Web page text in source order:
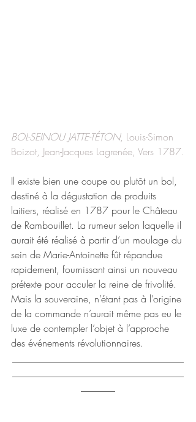
BOL-SEINOU JATTE-TÉTON, Louis-Simon
Boizot, Jean-Jacques Lagrenée, Vers 1787.
Il existe bien une coupe ou plutôt un bol,
destiné à la dégustation de produits
laitiers, réalisé en 1787 pour le Château
de Rambouillet. La rumeur selon laquelle il
aurait été réalisé à partir d’un moulage du
sein de Marie-Antoinette fût répandue
rapidement, fournissant ainsi un nouveau
prétexte pour acculer la reine de frivolité.
Mais la souveraine, n’étant pas à l’origine
de la commande n’aurait même pas eu le
luxe de contempler l’objet à l’approche
des événements révolutionnaires.